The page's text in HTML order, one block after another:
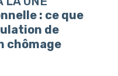
: ce que
de
chômage